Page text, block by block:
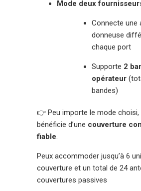
Mode deux
Connecte une
donneuse
chaque port
Supporte 2
opérateur
bandes)
👉 Peu importe le mode choisi,
bénéficie d’une couverture
fiable.
Peux accommoder jusqu’à 6
couverture et un total de 24
couvertures passives